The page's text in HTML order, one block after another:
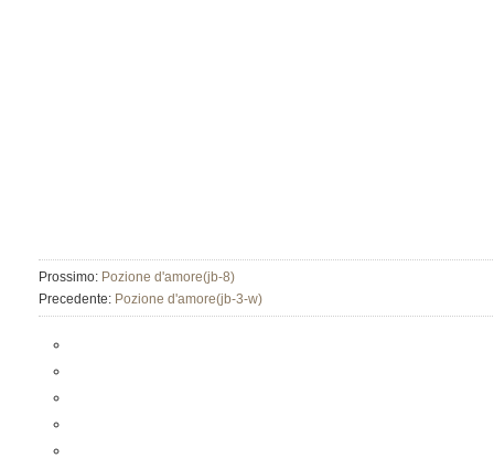
Prossimo: Pozione d'amore(jb-8)
Precedente: Pozione d'amore(jb-3-w)